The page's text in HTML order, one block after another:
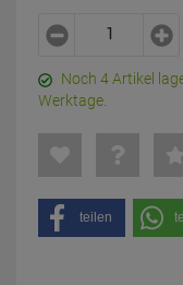
Noch 4 Artikel
Werktage.
teilen